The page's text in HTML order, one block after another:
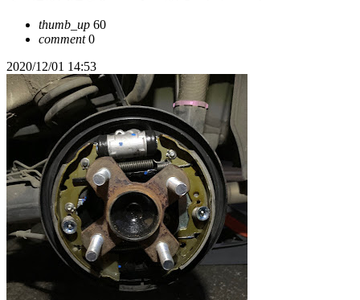
thumb_up 60
comment0
2020/12/01 14:53